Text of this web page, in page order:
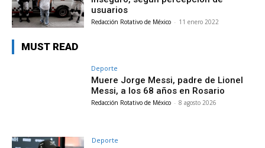
usuarios
Redacción Rotativo de México - 11 enero 2022
MUST READ
Deporte
Muere Jorge Messi, padre de Lionel
Messi, a los 68 años en Rosario
Redacción Rotativo de México - 8 agosto 2026
Deporte